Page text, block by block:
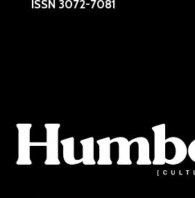
ISSN 3072-7081